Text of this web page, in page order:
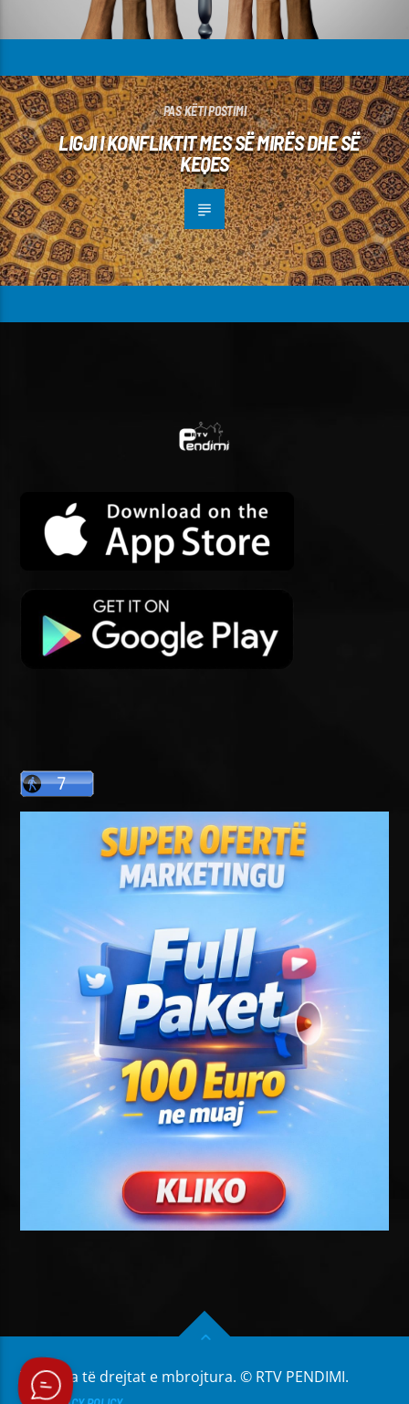
PAS KËTI POSTIMI
LIGJI I KONFLIKTIT MES SË MIRËS DHE SË
KEQES
Të gjitha të drejtat e mbrojtura. © RTV PENDIMI.